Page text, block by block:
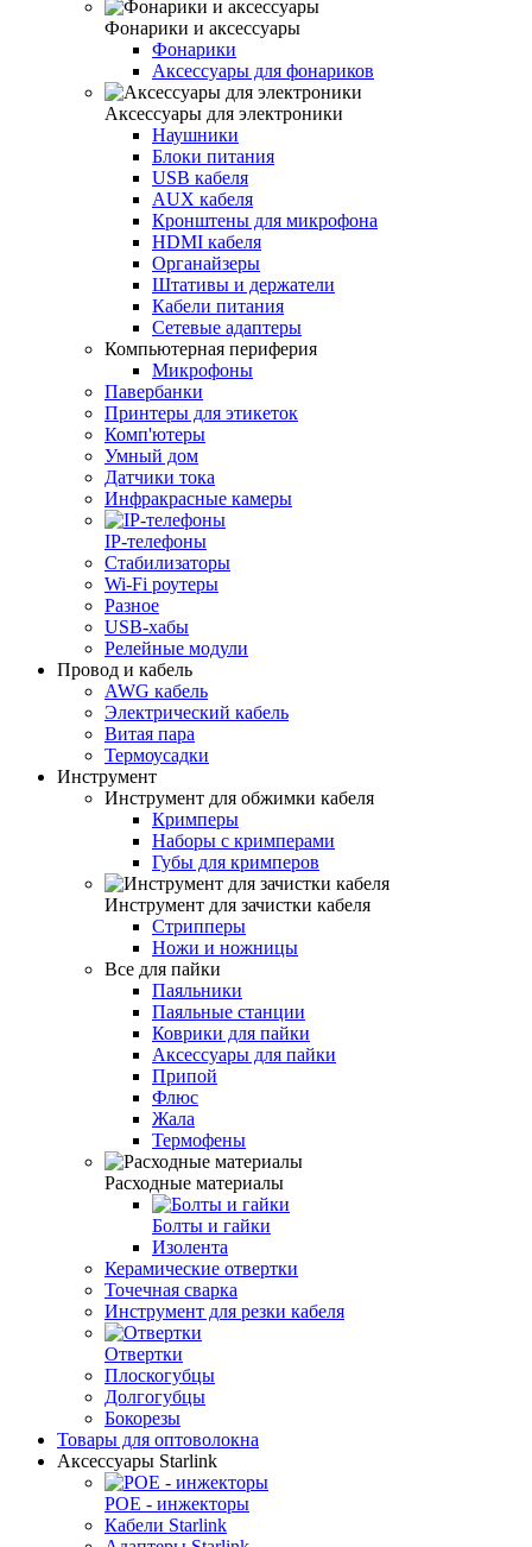
Фонарики и аксессуары
Фонарики
Аксессуары для фонариков
Аксессуары для электроники
Наушники
Блоки питания
USB кабеля
AUX кабеля
Кронштены для микрофона
HDMI кабеля
Органайзеры
Штативы и держатели
Кабели питания
Сетевые адаптеры
Компьютерная периферия
Микрофоны
Павербанки
Принтеры для этикеток
Комп'ютеры
Умный дом
Датчики тока
Инфракрасные камеры
IP-телефоны
Стабилизаторы
Wi‑Fi роутеры
Разное
USB-хабы
Релейные модули
Провод и кабель
AWG кабель
Электрический кабель
Витая пара
Термоусадки
Инструмент
Инструмент для обжимки кабеля
Кримперы
Наборы с кримперами
Губы для кримперов
Инструмент для зачистки кабеля
Стрипперы
Ножи и ножницы
Все для пайки
Паяльники
Паяльные станции
Коврики для пайки
Аксессуары для пайки
Припой
Флюс
Жала
Термофены
Расходные материалы
Болты и гайки
Изолента
Керамические отвертки
Точечная сварка
Инструмент для резки кабеля
Отвертки
Плоскогубцы
Долгогубцы
Бокорезы
Товары для оптоволокна
Аксессуары Starlink
POE - инжекторы
Кабели Starlink